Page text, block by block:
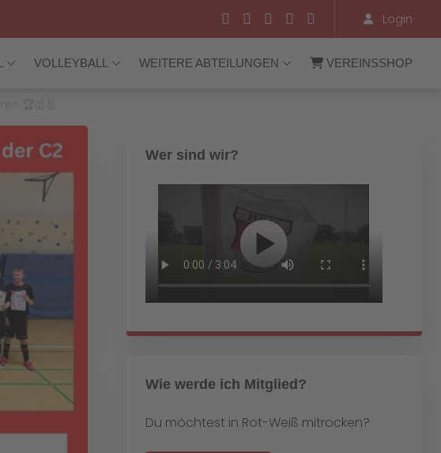
Login
VOLLEYBALL WEITERE ABTEILUNGEN VEREINSSHOP
Wer sind wir?
Wie werde ich Mitglied?
Du möchtest in Rot-Weiß mitrocken?